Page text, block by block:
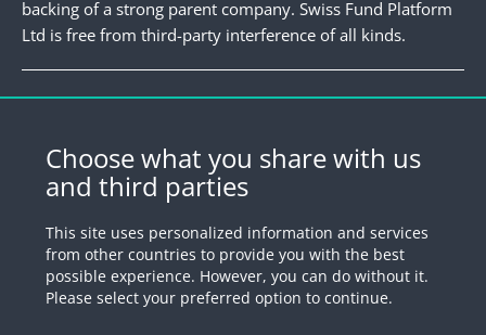
backing of a strong parent company. Swiss Fund Platform
Ltd is free from third-party interference of all kinds.
Newsletter
Register for our newsletter.
Register
© 2026 by Swiss Fund Platform
Choose what you share with us
and third parties
This site uses personalized information and services
from other countries to provide you with the best
possible experience. However, you can do without it.
Please select your preferred option to continue.